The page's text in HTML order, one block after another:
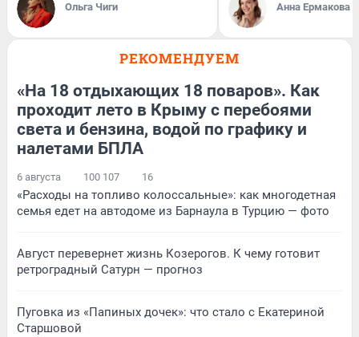
Ольга Чиги Анна Ермакова
РЕКОМЕНДУЕМ
«На 18 отдыхающих 18 поваров». Как
проходит лето в Крыму с перебоями
света и бензина, водой по графику и
налетами БПЛА
6 августа 100 107 16
«Расходы на топливо колоссальные»: как многодетная
семья едет на автодоме из Барнаула в Турцию — фото
Август перевернет жизнь Козерогов. К чему готовит
ретроградный Сатурн — прогноз
Пуговка из «Папиных дочек»: что стало с Екатериной
Старшовой